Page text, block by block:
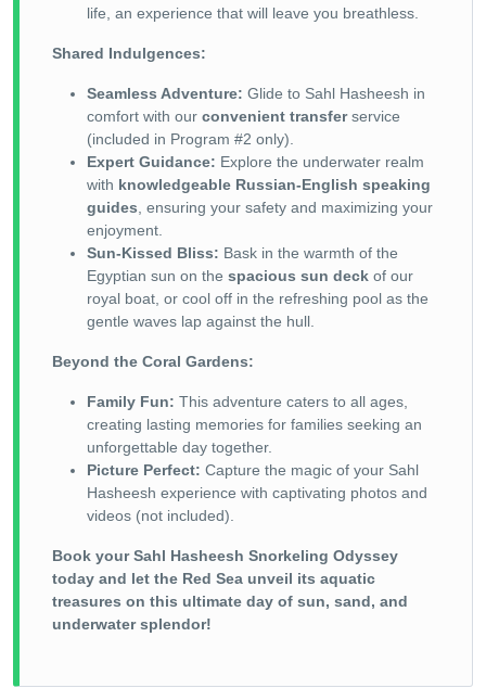
life, an experience that will leave you breathless.
Shared Indulgences:
Seamless Adventure: Glide to Sahl Hasheesh in
comfort with our convenient transferservice
(included in Program #2 only).
Expert Guidance: Explore the underwater realm
with knowledgeable Russian-English speaking
guides , ensuring your safety and maximizing your
enjoyment.
Sun-Kissed Bliss: Bask in the warmth of the
Egyptian sun on the spacious sun deck of our
royal boat, or cool off in the refreshing pool as the
gentle waves lap against the hull.
Beyond the Coral Gardens:
Family Fun: This adventure caters to all ages,
creating lasting memories for families seeking an
unforgettable day together.
Picture Perfect: Capture the magic of your Sahl
Hasheesh experience with captivating photos and
videos (not included).
Book your Sahl Hasheesh Snorkeling Odyssey
today and let the Red Sea unveil its aquatic
treasures on this ultimate day of sun, sand, and
underwater splendor!